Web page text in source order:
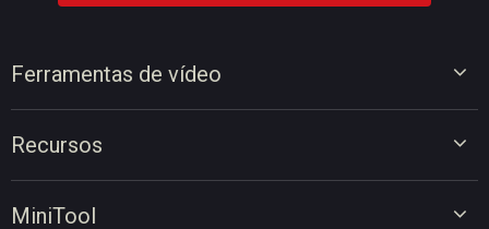
Ferramentas de vídeo
Recursos
MiniTool